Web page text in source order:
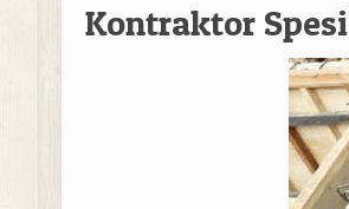
Kontraktor